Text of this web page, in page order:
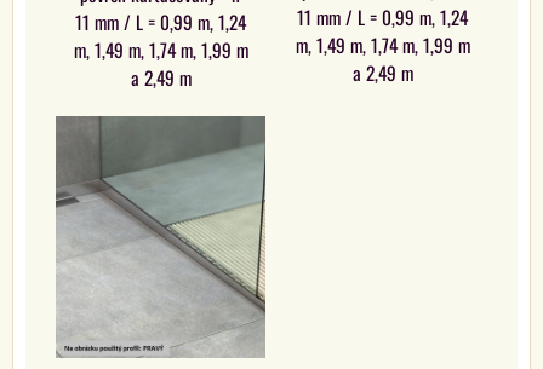
11 mm / L = 0,99 m, 1,24
m, 1,49 m, 1,74 m, 1,99 m
a 2,49 m
11 mm / L = 0,99 m, 1,24
m, 1,49 m, 1,74 m, 1,99 m
a 2,49 m